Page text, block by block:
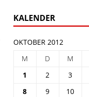
KALENDER
OKTOBER 2012
M
D M
1
2 3
8
9 10